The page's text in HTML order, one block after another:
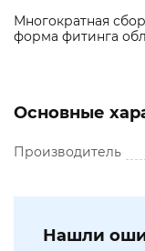
Многократная
форма фитинга
Основные
Производитель
Нашли